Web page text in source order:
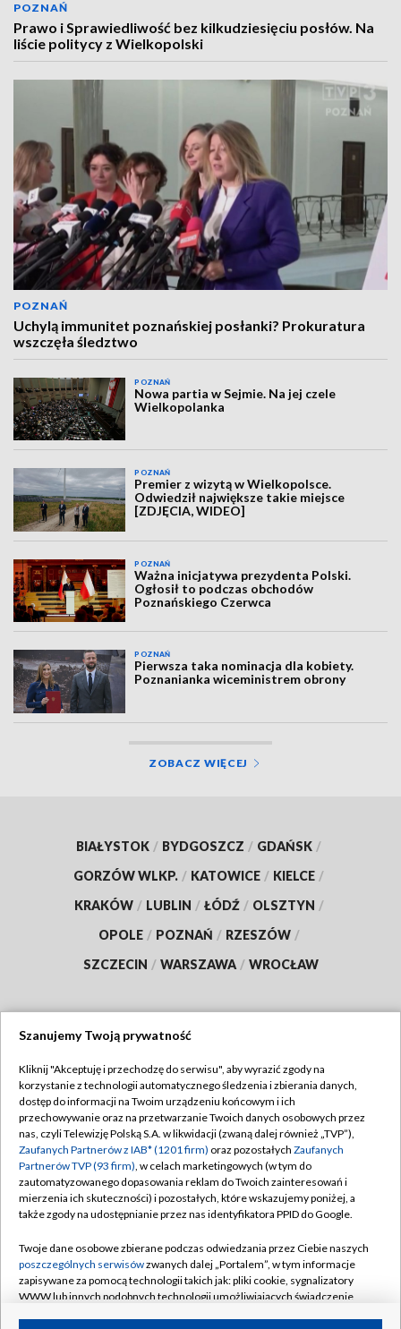
POZNAŃ
Prawo i Sprawiedliwość bez kilkudziesięciu posłów. Na
liście politycy z Wielkopolski
POZNAŃ
Uchylą immunitet poznańskiej posłanki? Prokuratura
wszczęła śledztwo
POZNAŃ
Nowa partia w Sejmie. Na jej czele
Wielkopolanka
POZNAŃ
Premier z wizytą w Wielkopolsce.
Odwiedził największe takie miejsce
[ZDJĘCIA, WIDEO]
POZNAŃ
Ważna inicjatywa prezydenta Polski.
Ogłosił to podczas obchodów
Poznańskiego Czerwca
POZNAŃ
Pierwsza taka nominacja dla kobiety.
Poznanianka wiceministrem obrony
ZOBACZ WIĘCEJ
BIAŁYSTOK / BYDGOSZCZ / GDAŃSK /
GORZÓW WLKP. / KATOWICE / KIELCE /
KRAKÓW / LUBLIN / ŁÓDŹ / OLSZTYN /
OPOLE / POZNAŃ / RZESZÓW /
SZCZECIN / WARSZAWA / WROCŁAW
TVP
Abonament TVP
Emisja w TVP
Centrum informacji TVP
Naziemna Telewizja Cyfrowa
Rada Programowa
System NOS
Informacje o nadawcy
Regulamin TVP
Polityka prywatności
Moje zgody
Pomoc
Kontakt
Kanały
Szanujemy Twoją prywatność
Kliknij "Akceptuję i przechodzę do serwisu", aby wyrazić zgody na
korzystanie z technologii automatycznego śledzenia i zbierania danych,
dostęp do informacji na Twoim urządzeniu końcowym i ich
przechowywanie oraz na przetwarzanie Twoich danych osobowych przez
nas, czyli Telewizję Polską S.A. w likwidacji (zwaną dalej również „TVP”),
Zaufanych Partnerów z IAB* (1201 firm) oraz pozostałych Zaufanych
Partnerów TVP (93 firm), w celach marketingowych (w tym do
zautomatyzowanego dopasowania reklam do Twoich zainteresowań i
mierzenia ich skuteczności) i pozostałych, które wskazujemy poniżej, a
także zgody na udostępnianie przez nas identyfikatora PPID do Google.
Twoje dane osobowe zbierane podczas odwiedzania przez Ciebie naszych
poszczególnych serwisówzwanych dalej „Portalem”, w tym informacje
zapisywane za pomocą technologii takich jak: pliki cookie, sygnalizatory
WWW lub innych podobnych technologii umożliwiających świadczenie